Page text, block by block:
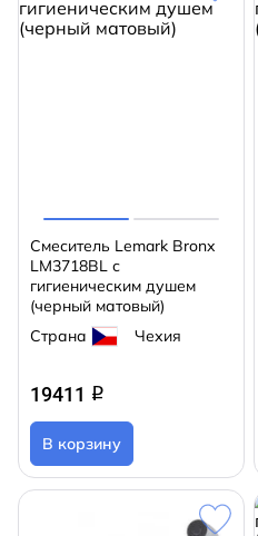
Смеситель Lemark Bronx
LM3718BL с
гигиеническим душем
(черный матовый)
Страна
Чехия
19411 q
В корзину